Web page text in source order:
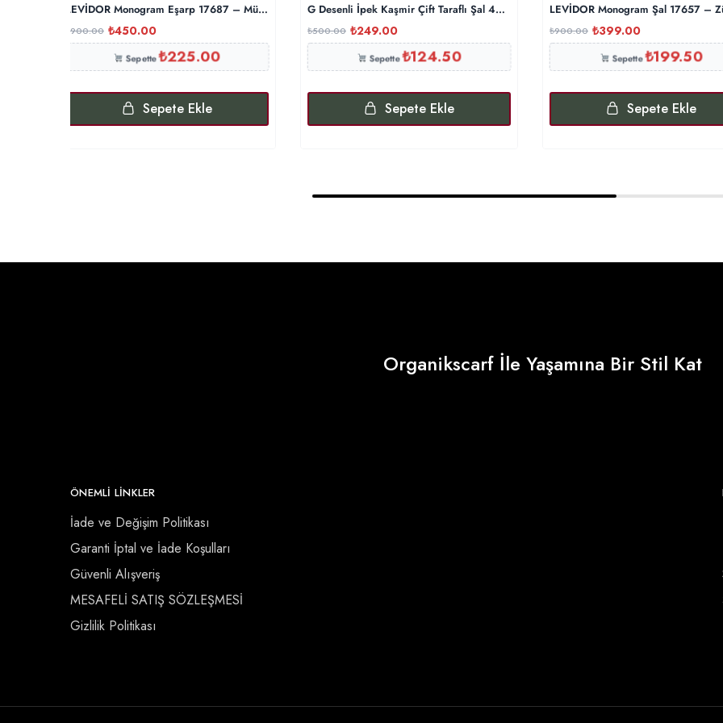
LEVİDOR Monogram Eşarp 17687 – Mürdüm
900.00 ₺450.00
Sepette₺225.00
Sepete Ekle
G Desenli İpek Kaşmir Çift Taraflı Şal 440344- Gümüş Gri
₺500.00 ₺249.00
Sepette₺124.50
Sepete Ekle
LEVİDOR Monogram Şal 17657 –
₺900.00 ₺399.00
Sepette₺199.50
Sepete Ekle
Organikscarf İle Yaşamına Bir Stil Kat
ÖNEMLI LINKLER
İade ve Değişim Politikası
Garanti İptal ve İade Koşulları
Güvenli Alışveriş
MESAFELİ SATIŞ SÖZLEŞMESİ
Gizlilik Politikası